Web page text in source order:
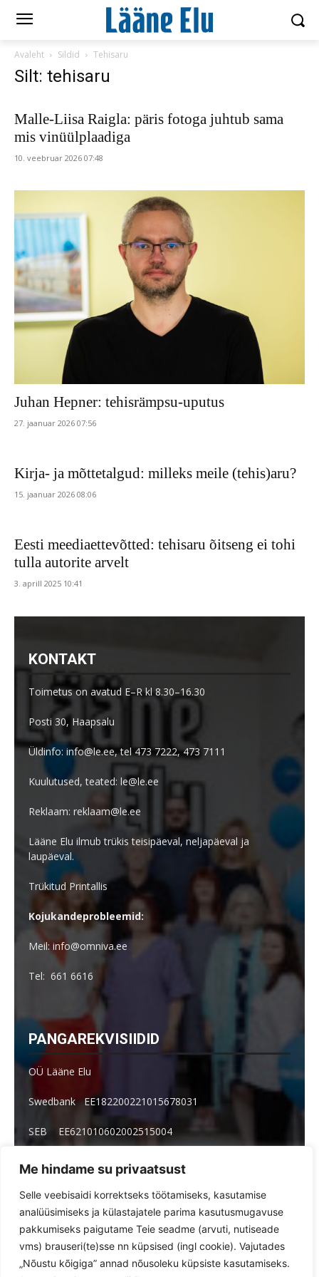
Me hindame su privaatsust
Selle veebisaidi korrektseks töötamiseks, kasutamise
analüüsimiseks ja külastajatele parima kasutusmugavuse
pakkumiseks paigutame Teie seadme (arvuti, nutiseade
vms) brauseri(te)sse nn küpsised (ingl cookie). Vajutades
„Nõustu kõigiga” annad nõusoleku küpsiste kasutamiseks.
Avaleht Sildid Tehisaru
Silt: tehisaru
Malle-Liisa Raigla: päris fotoga juhtub sama
mis vinüülplaadiga
10. veebruar 2026 07:48
Juhan Hepner: tehisrämpsu-uputus
27. jaanuar 2026 07:56
Kirja- ja mõttetalgud: milleks meile (tehis)aru?
15. jaanuar 2026 08:06
Eesti meediaettevõtted: tehisaru õitseng ei tohi
tulla autorite arvelt
3. aprill 2025 10:41
KONTAKT
Toimetus on avatud E–R kl 8.30–16.30
Posti 30, Haapsalu
Üldinfo: info@le.ee, tel 473 7222, 473 7111
Kuulutused, teated: le@le.ee
Reklaam: reklaam@le.ee
Lääne Elu ilmub trükis teisipäeval, neljapäeval ja
laupäeval.
Trükitud Printallis
Kojukandeprobleemid:
Meil: info@omniva.ee
Tel: 661 6616
PANGAREKVISIIDID
OÜ Lääne Elu
Swedbank EE182200221015678031
SEB EE621010602002515004
Arve küsimused: arved@le.ee
Toimetus
Tellimine
Reklaamimõõdud ja -hinnad paberlehes ja veebis
Kuulutused
Veebikeskkonna kasutustingimused